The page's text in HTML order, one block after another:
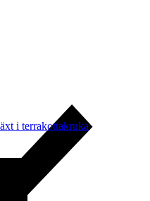
i terrakottakruka